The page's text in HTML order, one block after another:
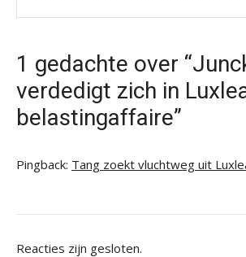
1 gedachte over
verdedigt zich in
belastingaffaire”
Pingback: Tang zoekt vluchtweg uit
Reacties zijn gesloten.